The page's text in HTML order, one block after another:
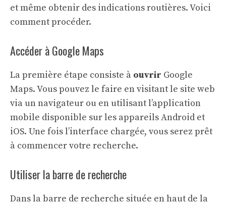
et même obtenir des indications routières. Voici
comment procéder.
Accéder à Google Maps
La première étape consiste à ouvrir Google
Maps. Vous pouvez le faire en visitant le site web
via un navigateur ou en utilisant l’application
mobile disponible sur les appareils Android et
iOS. Une fois l’interface chargée, vous serez prêt
à commencer votre recherche.
Utiliser la barre de recherche
Dans la barre de recherche située en haut de la